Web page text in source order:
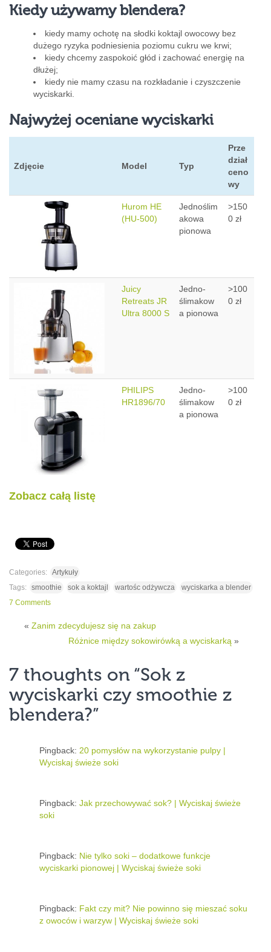
Kiedy używamy blendera?
kiedy mamy ochotę na słodki koktajl owocowy bez
dużego ryzyka podniesienia poziomu cukru we krwi;
kiedy chcemy zaspokoić głód i zachować energię na
dłużej;
kiedy nie mamy czasu na rozkładanie i czyszczenie
wyciskarki.
Najwyżej oceniane wyciskarki
Zdjęcie Model Typ
Prze
dział
ceno
wy
Hurom HE
(HU-500)
Jednoślim
akowa
pionowa
>150
0 zł
Juicy
Retreats JR
Ultra 8000 S
Jedno-
ślimakow
a pionowa
>100
0 zł
PHILIPS
HR1896/70
Jedno-
ślimakow
a pionowa
>100
0 zł
Zobacz całą listę
Categories: Artykuły
Tags: smoothie sok a koktajl wartośc odżywcza
wyciskarka a blender
7 Comments
« Zanim zdecydujesz się na zakup
Różnice między sokowirówką a wyciskarką »
7 thoughts on “Sok z
wyciskarki czy smoothie z
blendera?”
Pingback: 20 pomysłów na wykorzystanie pulpy |
Wyciskaj świeże soki
Pingback: Jak przechowywać sok? | Wyciskaj świeże
soki
Pingback: Nie tylko soki – dodatkowe funkcje
wyciskarki pionowej | Wyciskaj świeże soki
Pingback: Fakt czy mit? Nie powinno się mieszać soku
z owoców i warzyw | Wyciskaj świeże soki